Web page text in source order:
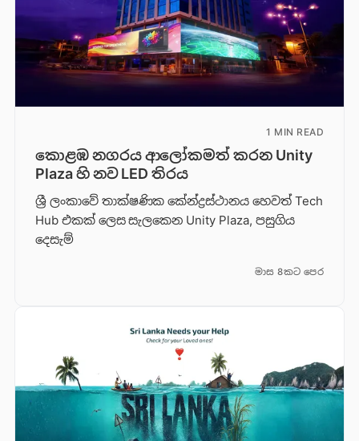
1 MIN READ
කොළඹ නගරය ආලෝකමත් කරන Unity
Plaza හි නව LED තිරය
ශ්‍රී ලංකාවේ තාක්ෂණික කේන්ද්‍රස්ථානය හෙවත් Tech
Hub එකක් ලෙස සැලකෙන Unity Plaza, පසුගිය
දෙසැම්
මාස 8කට පෙර